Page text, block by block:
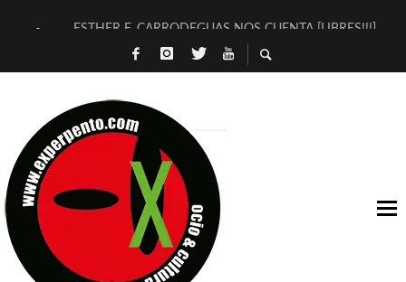
ESTHER F. CARRODEGUAS NOS CUENTA [LIBRES!!!]
[TERRA DE GUAPES] DE SANDRA MONFORT
TIMBRE 4, LA ESCUELA DEL DIRECTOR TEATRAL CLAUDIO
30 AÑOS (NO ES NADA) DE LA KATARSIS DEL TOMATAZO
MILITARES JUDÍAS EN #EXVITA
D’BALDOMEROS REINVENTAN [BITÁCORA 3.0] EN EXVITA
MARSHALL FLASH PRESENTA EN EXVITA [RELATIVA